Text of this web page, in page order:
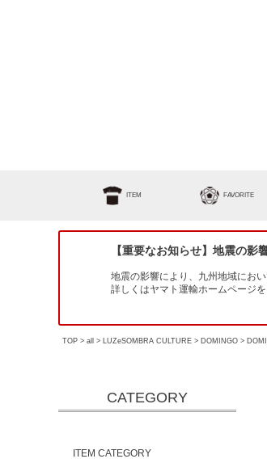
ITEM FAVORITE
【重要なお知らせ】地震の影
地震の影響により、九州地域にお
詳しくはヤマト運輸ホームページを
TOP all LUZeSOMBRA CULTURE DOMINGO
CATEGORY
ITEM CATEGORY